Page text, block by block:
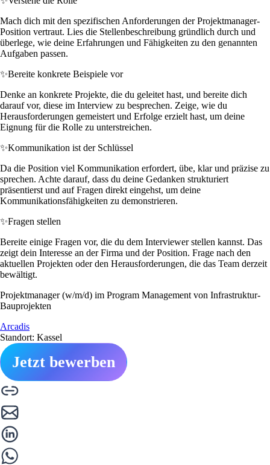
Mach dich mit den spezifischen Anforderungen der Projektmanager-
Position vertraut. Lies die Stellenbeschreibung gründlich durch und
überlege, wie deine Erfahrungen und Fähigkeiten zu den genannten
Aufgaben passen.
✨Bereite konkrete Beispiele vor
Denke an konkrete Projekte, die du geleitet hast, und bereite dich
darauf vor, diese im Interview zu besprechen. Zeige, wie du
Herausforderungen gemeistert und Erfolge erzielt hast, um deine
Eignung für die Rolle zu unterstreichen.
✨Kommunikation ist der Schlüssel
Da die Position viel Kommunikation erfordert, übe, klar und präzise zu
sprechen. Achte darauf, dass du deine Gedanken strukturiert
präsentierst und auf Fragen direkt eingehst, um deine
Kommunikationsfähigkeiten zu demonstrieren.
✨Fragen stellen
Bereite einige Fragen vor, die du dem Interviewer stellen kannst. Das
zeigt dein Interesse an der Firma und der Position. Frage nach den
aktuellen Projekten oder den Herausforderungen, die das Team derzeit
bewältigt.
Projektmanager (w/m/d) im Program Management von Infrastruktur-
Bauprojekten
Arcadis
Standort: Kassel
Jetzt bewerben